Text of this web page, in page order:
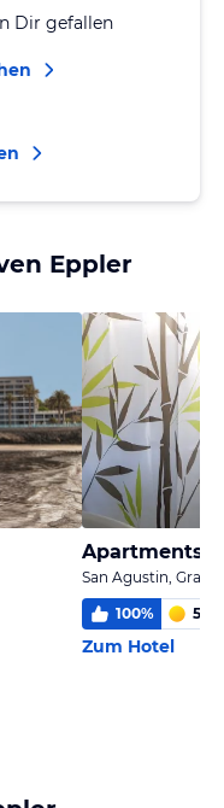
Dir gefallen
Eppler
Apartments
San Agustin, Gran
100% 5
Zum Hotel